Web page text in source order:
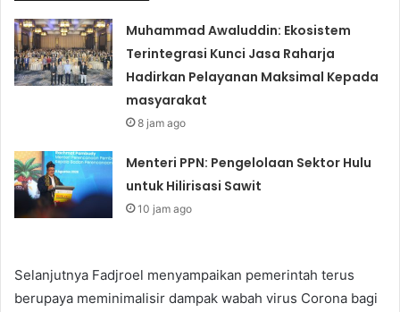
Muhammad Awaluddin: Ekosistem
Terintegrasi Kunci Jasa Raharja
Hadirkan Pelayanan Maksimal Kepada
masyarakat
8 jam ago
Menteri PPN: Pengelolaan Sektor Hulu
untuk Hilirisasi Sawit
10 jam ago
Selanjutnya Fadjroel menyampaikan pemerintah terus
berupaya meminimalisir dampak wabah virus Corona bagi